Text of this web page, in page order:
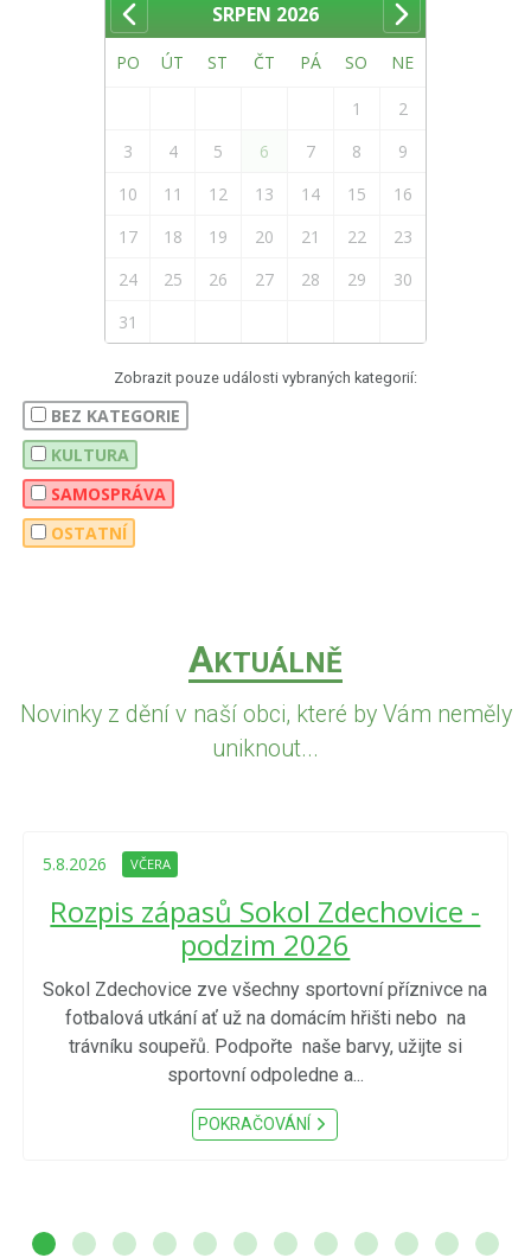
SRPEN 2026
PO ÚT ST ČT PÁ SO NE
1
2
3
4 5 6 7 8
9
10
11 12 13 14 15
16
17
18 19 20 21 22
23
24
25 26 27 28 29
30
31
Zobrazit pouze události vybraných kategorií:
BEZ KATEGORIE
KULTURA
SAMOSPRÁVA
OSTATNÍ
AKTUÁLNĚ
Novinky z dění v naší obci, které by Vám neměly
uniknout...
5.8.2026 VČERA
Rozpis zápasů Sokol Zdechovice -
podzim 2026
Sokol Zdechovice zve všechny sportovní příznivce na
fotbalová utkání ať už na domácím hřišti nebo na
trávníku soupeřů. Podpořte naše barvy, užijte si
sportovní odpoledne a...
POKRAČOVÁNÍ